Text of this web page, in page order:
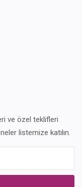
ve özel teklifleri
listemize katılın.